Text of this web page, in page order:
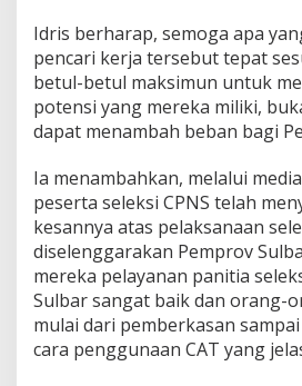
Idris berharap, semoga apa
pencari kerja tersebut tepat
betul-betul maksimun untuk
potensi yang mereka miliki,
dapat menambah beban bagi
Ia menambahkan, melalui
peserta seleksi CPNS telah
kesannya atas pelaksanaan
diselenggarakan Pemprov
mereka pelayanan panitia
Sulbar sangat baik dan orang-
mulai dari pemberkasan
cara penggunaan CAT yang